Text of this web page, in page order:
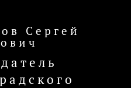
Сергей